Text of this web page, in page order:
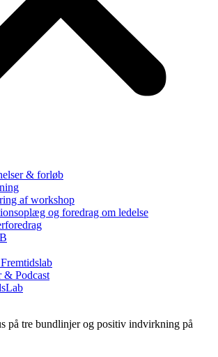
& forløb
af workshop
og foredrag om ledelse
& Podcast